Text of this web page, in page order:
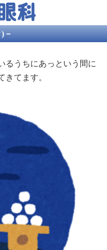
－
るうちにあっという間に
きてます。